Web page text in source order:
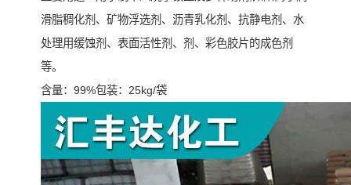
滑脂稠化剂、矿物浮选剂、沥青乳化剂、抗静电剂、水
处理用缓蚀剂、表面活性剂、剂、彩色胶片的成色剂
等。
含量：99%包装：25kg/袋